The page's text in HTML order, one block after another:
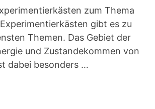
zum Thema
gibt es zu
Themen. Das Gebiet der
und Zustandekommen von
dabei besonders …